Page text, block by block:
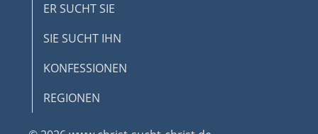
ER SUCHT SIE
SIE SUCHT IHN
KONFESSIONEN
REGIONEN